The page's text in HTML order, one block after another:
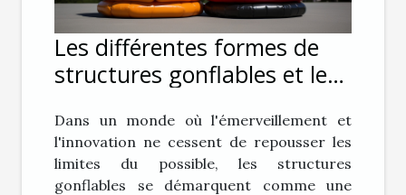
Les différentes formes de
structures gonflables et leur
Dans un monde où l'émerveillement et
l'innovation ne cessent de repousser les
limites du possible, les structures
gonflables se démarquent comme une